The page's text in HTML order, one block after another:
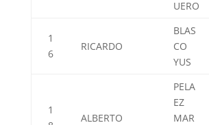
UERO
1
6
RICARDO
BLAS
CO
YUS
1
ALBERTO
PELA
EZ
MAR